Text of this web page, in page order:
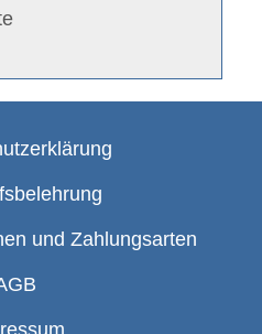
und Zahlungsarten